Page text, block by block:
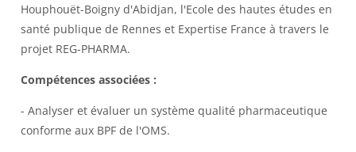
Houphouët-Boigny d'Abidjan, l'Ecole des hautes études en
santé publique de Rennes et Expertise France à travers le
projet REG-PHARMA.
Compétences associées :
- Analyser et évaluer un système qualité pharmaceutique
conforme aux BPF de l'OMS.